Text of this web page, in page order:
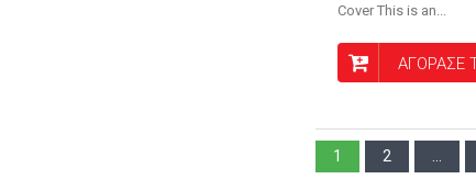
Cover This is an...
ΑΓΟΡΑΣΕ
1 2 ...